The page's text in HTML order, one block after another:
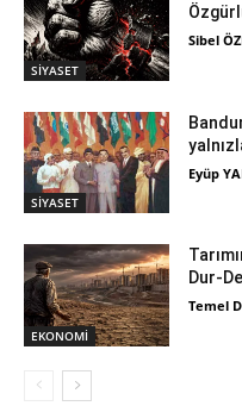
SİYASET
Sibel
SİYASET
Eyüp
EKONOMİ
Dur-
Temel